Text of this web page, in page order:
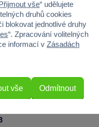
vše“ udělujete
druhů cookies
blokovat jednotlivé druhy
“. Zpracování volitelných
informací v Zásadách
Odmítnout
vše